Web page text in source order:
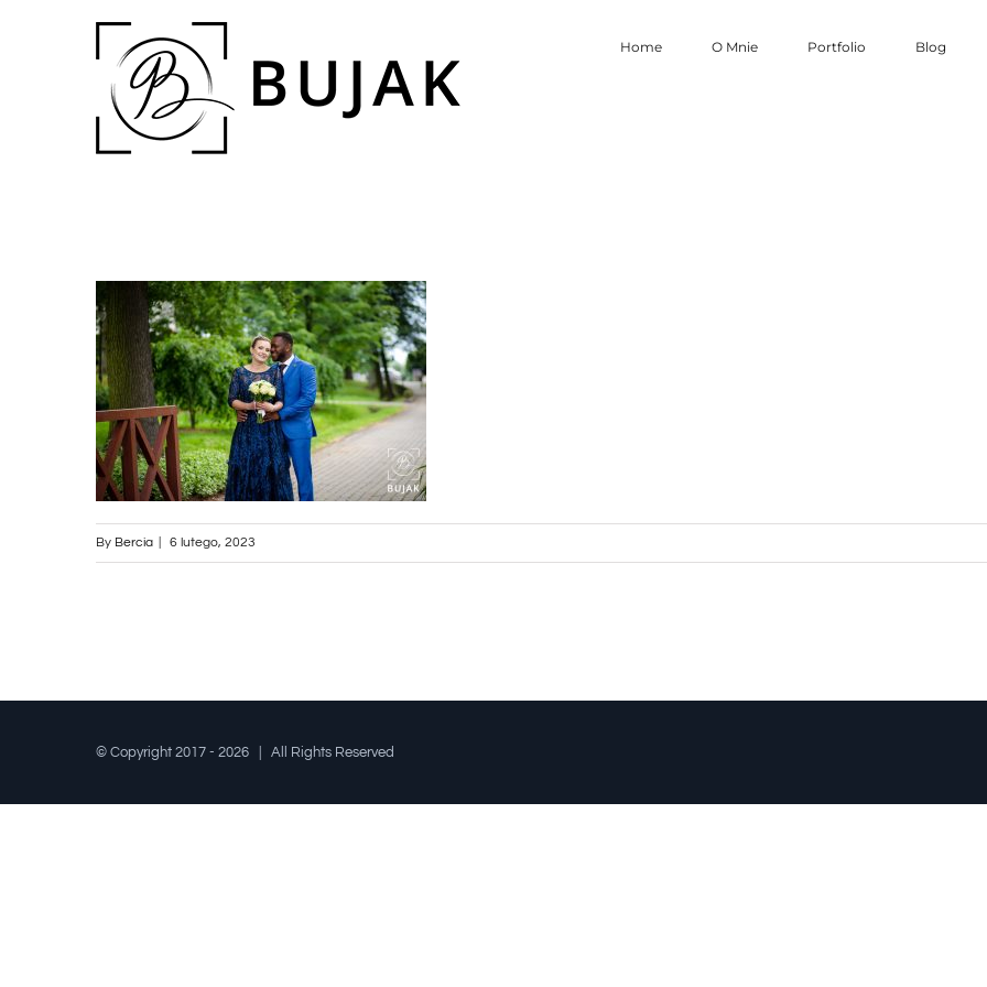
Home O Mnie Portfolio Blog
By Bercia 6 lutego, 2023
© Copyright 2017 - 2026 | All Rights Reserved